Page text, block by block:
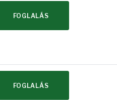
FOGLALÁS
FOGLALÁS